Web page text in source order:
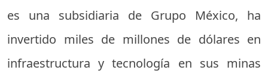
es una subsidiaria de Grupo México, ha
invertido miles de millones de dólares en
infraestructura y tecnología en sus minas